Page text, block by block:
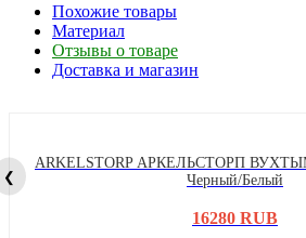
Похожие товары
Материал
Отзывы о товаре
Доставка и магазин
❮
ARKELSTORP АРКЕЛЬСТОРП
Черный/Белый
16280 RUB